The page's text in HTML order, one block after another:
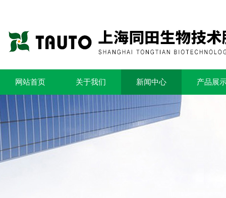
网站首页 关于我们 新闻中心 产品展